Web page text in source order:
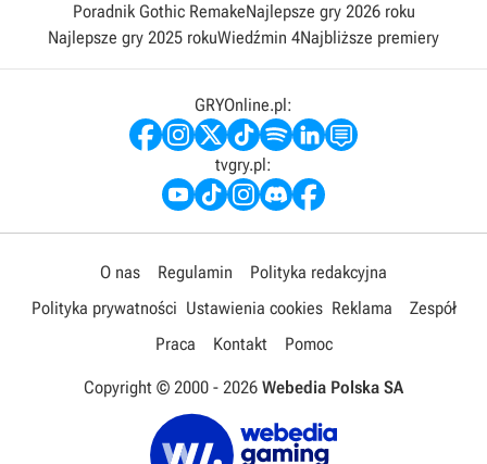
Poradnik Gothic RemakeNajlepsze gry 2026 roku
Najlepsze gry 2025 rokuWiedźmin 4Najbliższe premiery
GRYOnline.pl:
tvgry.pl:
O nas Regulamin
Polityka redakcyjna
Polityka prywatności Ustawienia cookies Reklama
Zespół
Praca
Kontakt Pomoc
Copyright © 2000 - 2026 Webedia Polska SA